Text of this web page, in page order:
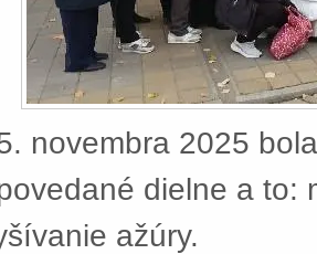
novembra 2025
dielne a to:
ažúry.